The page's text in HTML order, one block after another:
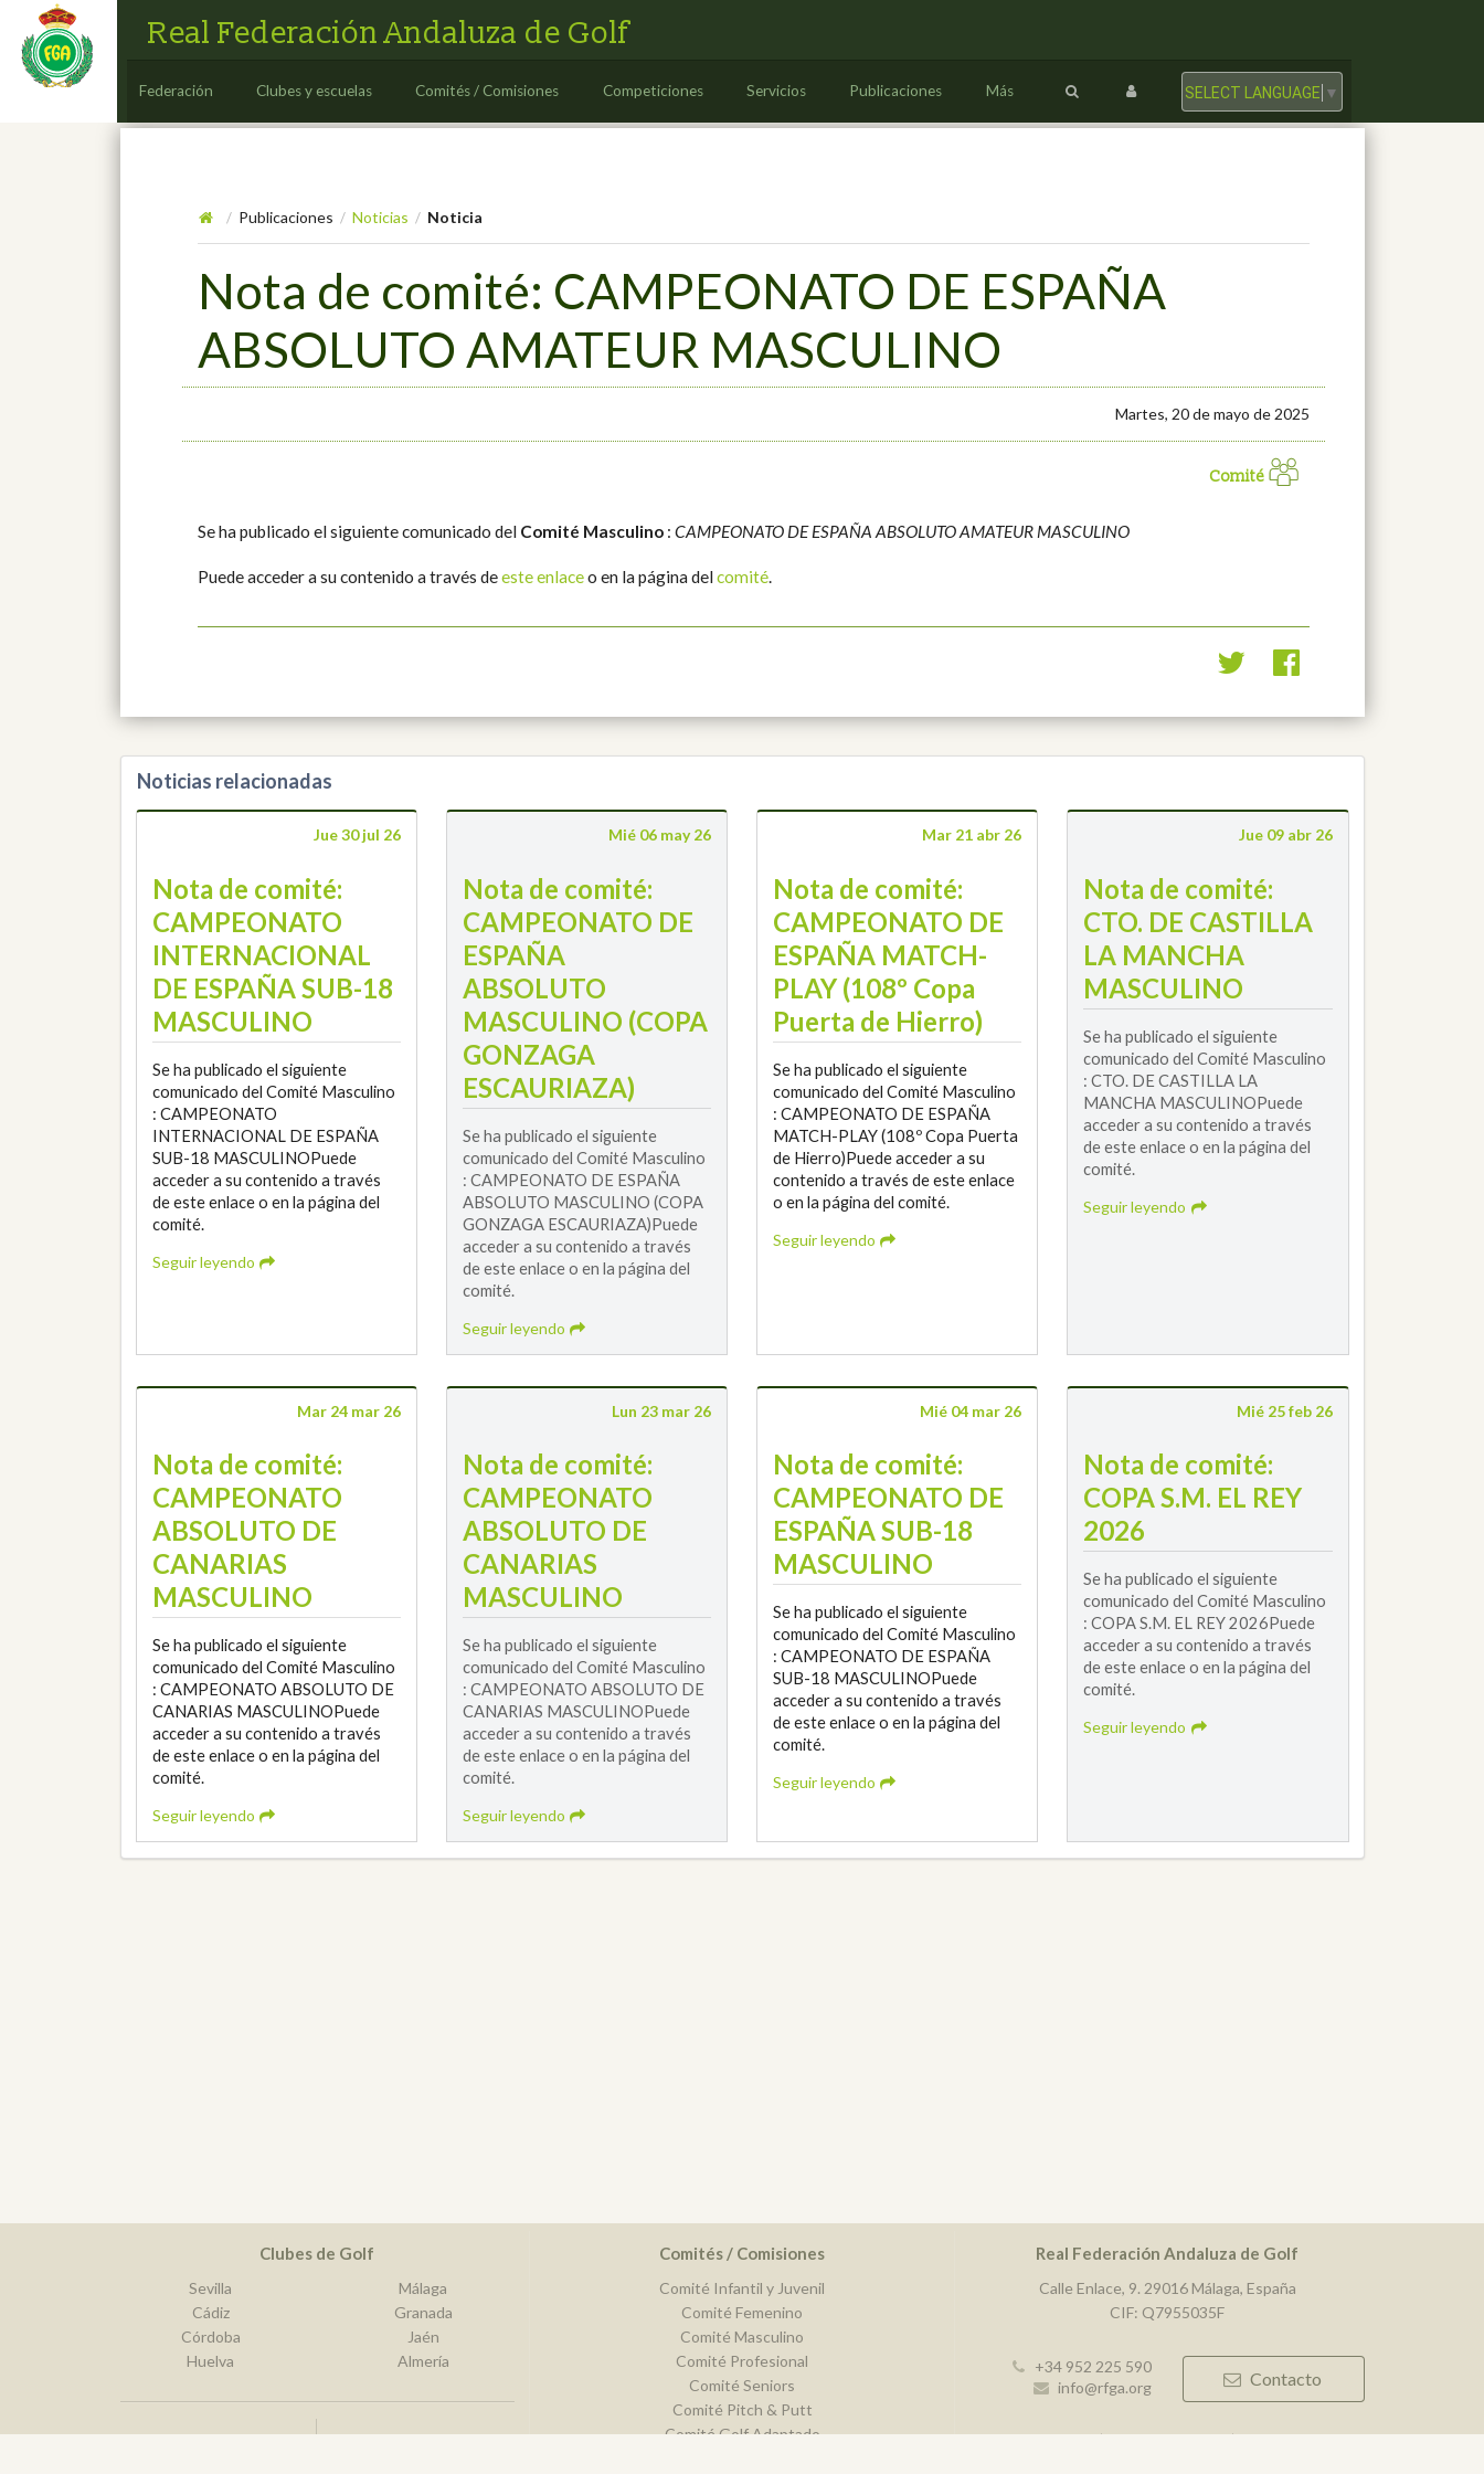
Real Federación Andaluza de Golf
Federación Clubes y escuelas Comités / Comisiones Competiciones Servicios Publicaciones Más SELECT LANGUAGE ▼
/ Publicaciones / Noticias / Noticia
Nota de comité: CAMPEONATO DE ESPAÑA
ABSOLUTO AMATEUR MASCULINO
Martes, 20 de mayo de 2025
Comité
Se ha publicado el siguiente comunicado del Comité Masculino : CAMPEONATO DE ESPAÑA ABSOLUTO AMATEUR MASCULINO
Puede acceder a su contenido a través deeste enlaceo en la página delcomité.
Noticias relacionadas
Jue 30 jul 26
Nota de comité:
CAMPEONATO
INTERNACIONAL
DE ESPAÑA SUB-18
MASCULINO
Se ha publicado el siguiente
comunicado del Comité Masculino
: CAMPEONATO
INTERNACIONAL DE ESPAÑA
SUB-18 MASCULINOPuede
acceder a su contenido a través
de este enlace o en la página del
comité.
Seguir leyendo
Mié 06 may 26
Nota de comité:
CAMPEONATO DE
ESPAÑA
ABSOLUTO
MASCULINO (COPA
GONZAGA
ESCAURIAZA)
Se ha publicado el siguiente
comunicado del Comité Masculino
: CAMPEONATO DE ESPAÑA
ABSOLUTO MASCULINO (COPA
GONZAGA ESCAURIAZA)Puede
acceder a su contenido a través
de este enlace o en la página del
comité.
Seguir leyendo
Mar 21 abr 26
Nota de comité:
CAMPEONATO DE
ESPAÑA MATCH-
PLAY (108º Copa
Puerta de Hierro)
Se ha publicado el siguiente
comunicado del Comité Masculino
: CAMPEONATO DE ESPAÑA
MATCH-PLAY (108º Copa Puerta
de Hierro)Puede acceder a su
contenido a través de este enlace
o en la página del comité.
Seguir leyendo
Jue 09 abr 26
Nota de comité:
CTO. DE CASTILLA
LA MANCHA
MASCULINO
Se ha publicado el siguiente
comunicado del Comité Masculino
: CTO. DE CASTILLA LA
MANCHA MASCULINOPuede
acceder a su contenido a través
de este enlace o en la página del
comité.
Seguir leyendo
Mar 24 mar 26
Nota de comité:
CAMPEONATO
ABSOLUTO DE
CANARIAS
MASCULINO
Se ha publicado el siguiente
comunicado del Comité Masculino
: CAMPEONATO ABSOLUTO DE
CANARIAS MASCULINOPuede
acceder a su contenido a través
de este enlace o en la página del
comité.
Seguir leyendo
Lun 23 mar 26
Nota de comité:
CAMPEONATO
ABSOLUTO DE
CANARIAS
MASCULINO
Se ha publicado el siguiente
comunicado del Comité Masculino
: CAMPEONATO ABSOLUTO DE
CANARIAS MASCULINOPuede
acceder a su contenido a través
de este enlace o en la página del
comité.
Seguir leyendo
Mié 04 mar 26
Nota de comité:
CAMPEONATO DE
ESPAÑA SUB-18
MASCULINO
Se ha publicado el siguiente
comunicado del Comité Masculino
: CAMPEONATO DE ESPAÑA
SUB-18 MASCULINOPuede
acceder a su contenido a través
de este enlace o en la página del
comité.
Seguir leyendo
Mié 25 feb 26
Nota de comité:
COPA S.M. EL REY
2026
Se ha publicado el siguiente
comunicado del Comité Masculino
: COPA S.M. EL REY 2026Puede
acceder a su contenido a través
de este enlace o en la página del
comité.
Seguir leyendo
Clubes de Golf
Sevilla
Cádiz
Córdoba
Huelva
Málaga
Granada
Jaén
Almería
Comités / Comisiones
Comité Infantil y Juvenil
Comité Femenino
Comité Masculino
Comité Profesional
Comité Seniors
Comité Pitch & Putt
Comité Golf Adaptado
Real Federación Andaluza de Golf
Calle Enlace, 9. 29016 Málaga, España
CIF: Q7955035F
+34 952 225 590
info@rfga.org
Contacto